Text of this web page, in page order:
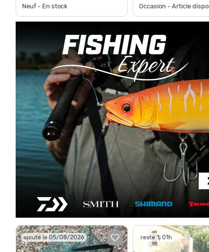
Neuf - En stock Occasion - Article
ajouté le 05/08/2026 reste 1j 01h